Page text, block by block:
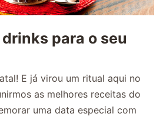
para o seu
E já virou um ritual aqui no
as melhores receitas do
uma data especial com